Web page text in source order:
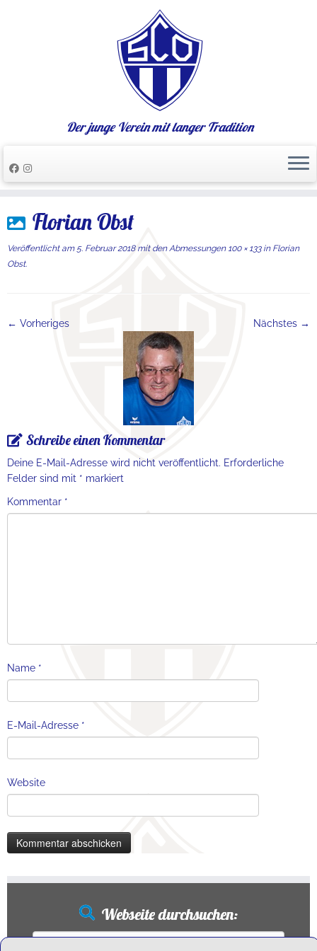
Inhalt
Der junge Verein mit langer Tradition
Florian Obst
Veröffentlicht am 5. Februar 2018mit den Abmessungen100 × 133inFlorian
Obst.
← Vorheriges Nächstes →
Schreibe einen Kommentar
Deine E-Mail-Adresse wird nicht veröffentlicht. Erforderliche
Felder sind mit * markiert
Kommentar *
Name *
E-Mail-Adresse *
Website
Webseite durchsuchen:
Suchen